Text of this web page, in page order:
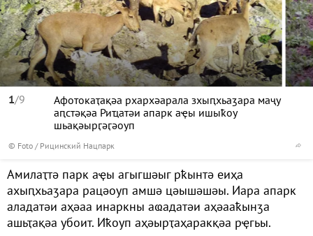
1/9
© Foto / Рицинский Нацпарк
Афотокаҭақәа рхархәарала зхыԥхьаӡара маҷу
аԥстәқәа Риҵатәи апарк аҿы ишыҟоу
шьақәырӷәӷәоуп
Амилаҭтә парк аҿы агыгшәыг рҟынтә еиҳа
ахыԥхьаӡара рацәоуп амшә цәышәшәы. Иара апарк
аладатәи аҳәаа инаркны аҩадатәи аҳәааҟынӡа
ашьҭақәа убоит. Иҟоуп аҳәырҭаҳаракқәа рҿгьы.